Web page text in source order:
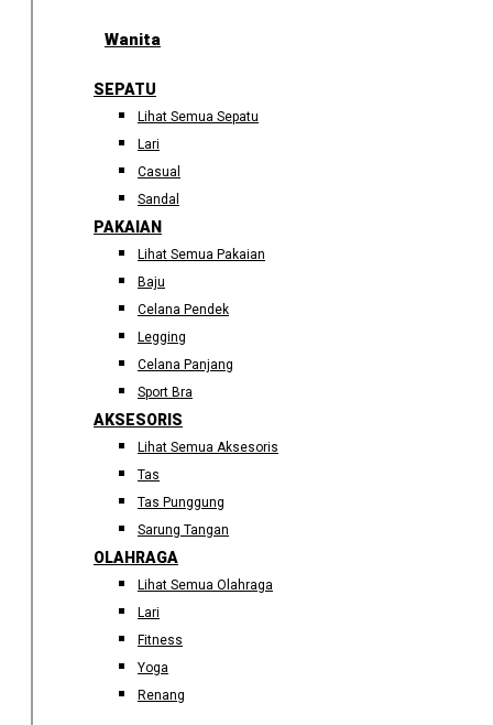
Wanita
SEPATU
Lihat Semua Sepatu
Lari
Casual
Sandal
PAKAIAN
Lihat Semua Pakaian
Baju
Celana Pendek
Legging
Celana Panjang
Sport Bra
AKSESORIS
Lihat Semua Aksesoris
Tas
Tas Punggung
Sarung Tangan
OLAHRAGA
Lihat Semua Olahraga
Lari
Fitness
Yoga
Renang